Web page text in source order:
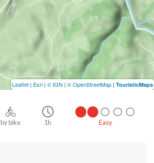
by bike 1h Easy
Leaflet | Esri | © IGN | © OpenStreetMap | TouristicMaps